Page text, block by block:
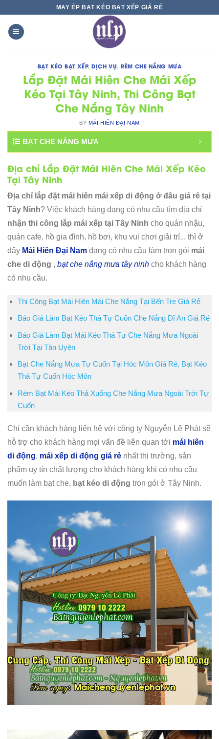
content
MAY ÉP BẠT KÉO BẠT XẾP GIÁ RẺ
BẠT KÉO BẠT XẾP,DỊCH VỤ,RÈM CHE NẮNG MƯA
Lắp Đặt Mái Hiên Che Mái Xếp
Kéo Tại Tây Ninh, Thi Công Bạt
Che Nắng Tây Ninh
BY MÁI HIÊN ĐẠI NAM
BẠT CHE NẮNG MƯA
Địa chỉ Lắp Đặt Mái Hiên Che Mái Xếp Kéo
Tại Tây Ninh
Địa chỉ lắp đặt mái hiên mái xếp di động ở đâu giá rẻ tại
Tây Ninh? Việc khách hàng đang có nhu cầu tìm địa chỉ
nhận thi công lắp mái xếp tại Tây Ninh cho quán nhậu,
quán cafe, hồ gia đình, hồ bơi, khu vui chơi giải trí,.. thì ở
đây Mái Hiên Đại Nam đang có nhu cầu làm trọn gói mái
che di động , bạt che nắng mưa tây ninh cho khách hàng
có nhu cầu.
Thi Công Bạt Mái Hiên Mái Che Nắng Tại Bến Tre Giá Rẻ
Báo Giá Làm Bạt Kéo Thả Tự Cuốn Che Nắng Dĩ An Giá Rẻ
Báo Giá Làm Bạt Mái Kéo Thả Tự Che Nắng Mưa Ngoài
Trời Tại Tân Uyên
Bạt Che Nắng Mưa Tự Cuốn Tại Hóc Môn Giá Rẻ, Bạt Kéo
Thả Tự Cuốn Hóc Môn
Rèm Bạt Mái Kéo Thả Xuống Che Nắng Mưa Ngoài Trời Tự
Cuốn
Chỉ cần khách hàng liên hệ với công ty Nguyễn Lê Phát sẽ
hỗ trợ cho khách hàng mọi vấn đề liên quan tới mái hiên
di động, mái xếp di động giá rẻ nhất thị trường, sản
phẩm uy tín chất lượng cho khách hàng khi có nhu cầu
muốn làm bạt che, bạt kéo di động trọn gói ở Tây Ninh.